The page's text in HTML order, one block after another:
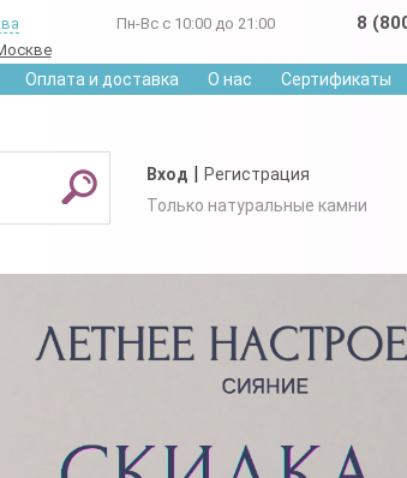
Пн-Вс с 10:00 до 21:00 8
Оплата и доставка О нас Сертификаты
Вход | Регистрация
Только натуральные камни